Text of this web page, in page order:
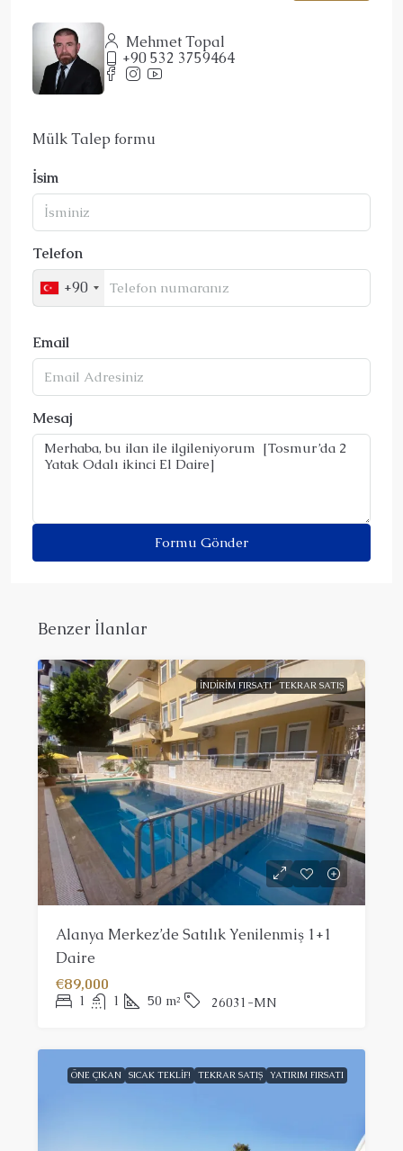
Mehmet Topal
+90 532 3759464
Mülk Talep formu
İsim
Telefon
+90
Email
Mesaj
Formu Gönder
Benzer İlanlar
İNDIRIM FIRSATI TEKRAR SATIŞ
Alanya Merkez’de Satılık Yenilenmiş 1+1
Daire
€89,000
1 1 50 m² 26031-MN
ÖNE ÇIKAN SICAK TEKLIF! TEKRAR SATIŞ YATIRIM FIRSATI